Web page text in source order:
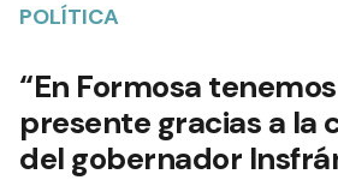
POLÍTICA
“En Formosa
presente gracias a la
del gobernador